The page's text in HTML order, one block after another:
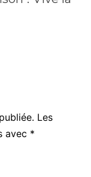
Les
avec *